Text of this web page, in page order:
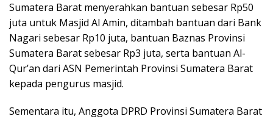
Sumatera Barat menyerahkan bantuan sebesar Rp50
juta untuk Masjid Al Amin, ditambah bantuan dari Bank
Nagari sebesar Rp10 juta, bantuan Baznas Provinsi
Sumatera Barat sebesar Rp3 juta, serta bantuan Al-
Qur’an dari ASN Pemerintah Provinsi Sumatera Barat
kepada pengurus masjid.
Sementara itu, Anggota DPRD Provinsi Sumatera Barat